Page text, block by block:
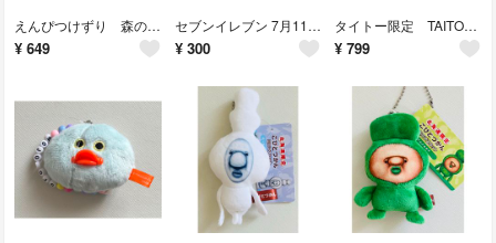
えんぴつけずり 森の家 ミニチュアマスコット ガチャ ライトブルー
¥ 649
セブンイレブン 7月11日はセブンイレブンの日 ステッカー
¥ 300
タイトー限定 TAITO限定 HARIBO ハリボー グミチャーム キーホルダー
¥ 799